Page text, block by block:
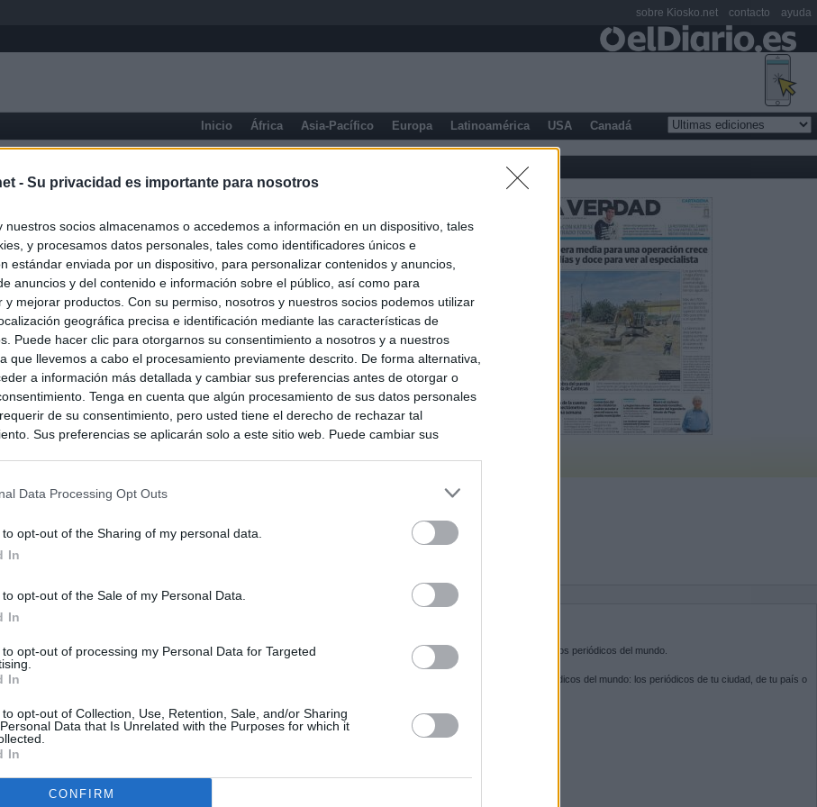
- Su privacidad es importante para nosotros
nuestros socios almacenamos o accedemos a información en un dispositivo, tales
y procesamos datos personales, tales como identificadores únicos e
estándar enviada por un dispositivo, para personalizar contenidos y anuncios,
anuncios y del contenido e información sobre el público, así como para
y mejorar productos. Con su permiso, nosotros y nuestros socios podemos utilizar
geográfica precisa e identificación mediante las características de
Puede hacer clic para otorgarnos su consentimiento a nosotros y a nuestros
que llevemos a cabo el procesamiento previamente descrito. De forma alternativa,
a información más detallada y cambiar sus preferencias antes de otorgar o
Tenga en cuenta que algún procesamiento de sus datos personales
de su consentimiento, pero usted tiene el derecho de rechazar tal
Sus preferencias se aplicarán solo a este sitio web. Puede cambiar sus
Data Processing Opt Outs
to opt-out of the Sharing of my personal data.
In
to opt-out of the Sale of my Personal Data.
In
to opt-out of processing my Personal Data for Targeted
In
to opt-out of Collection, Use, Retention, Sale, and/or Sharing
Data that Is Unrelated with the Purposes for which it
In
CONFIRM
Inicio África Asia-Pacífico Europa Latinoamérica USA Canadá
controles a los viajeros procedentes de Italia tras el rechazo de
el ultimátum del Gobierno y mantiene los controles a viajeros de
el 15 de agosto: "No aceptamos imposiciones"
la crisis de Ceuta
Kiosko.net es la puerta de entrada a los periódicos del mundo.
Navega por las portadas de los periódicos del mundo: los periódicos de tu ciudad, de tu país o
SÍGUENOS
sobre Kiosko.net contacto ayuda